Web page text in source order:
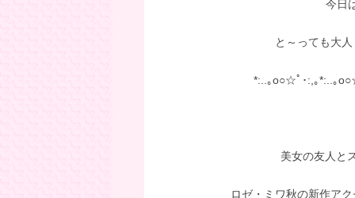
今日
と～っても大
*:..｡o○☆ﾟ･:,｡*:..｡
美女の友人と
ロゼ・ミワ秋の新作ア